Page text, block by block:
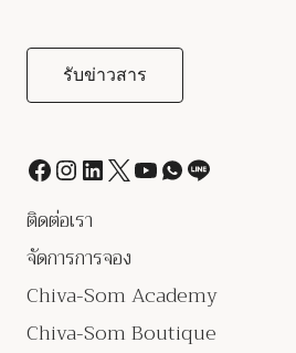
ติดต่อเรา
จัดการการจอง
Chiva-Som Academy
Chiva-Som Boutique